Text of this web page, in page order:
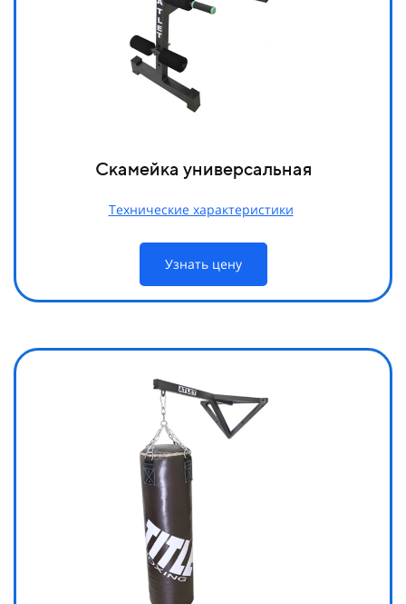
Скамейка универсальная
Технические характеристики
Узнать цену